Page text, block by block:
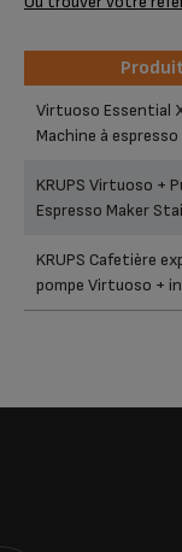
Produits
Virtuoso Essential
Machine à espresso
KRUPS Virtuoso +
Espresso Maker
KRUPS Cafetière
pompe Virtuoso +